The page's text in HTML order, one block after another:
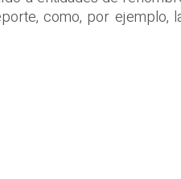
como, por ejemplo,